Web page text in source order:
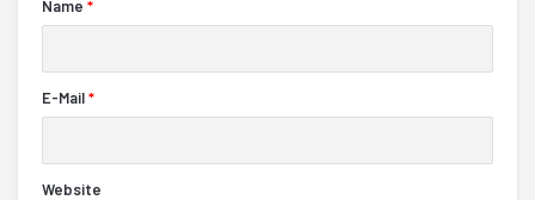
Name *
E-Mail*
Website